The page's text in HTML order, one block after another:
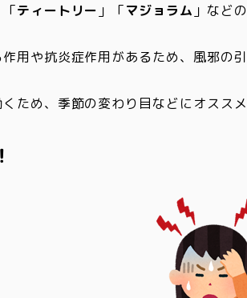
「ティートリー 」「マジョラム 」など
用や抗炎症作用があるため、風邪の
ため、季節の変わり目などにオススメ